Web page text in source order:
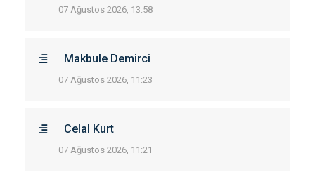
07 Ağustos 2026, 13:58
Makbule Demirci
07 Ağustos 2026, 11:23
Celal Kurt
07 Ağustos 2026, 11:21